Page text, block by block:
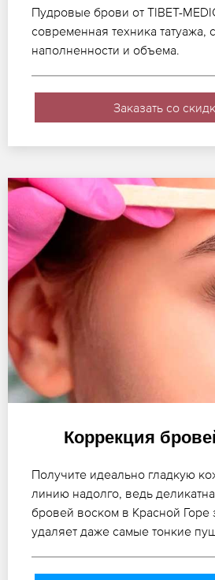
Пудровые брови от TIBET-
современная техника
наполненности и объема.
Заказать со
Коррекция
Получите идеально гладкую
линию надолго, ведь
бровей воском в Красной Горе
удаляет даже самые тонкие